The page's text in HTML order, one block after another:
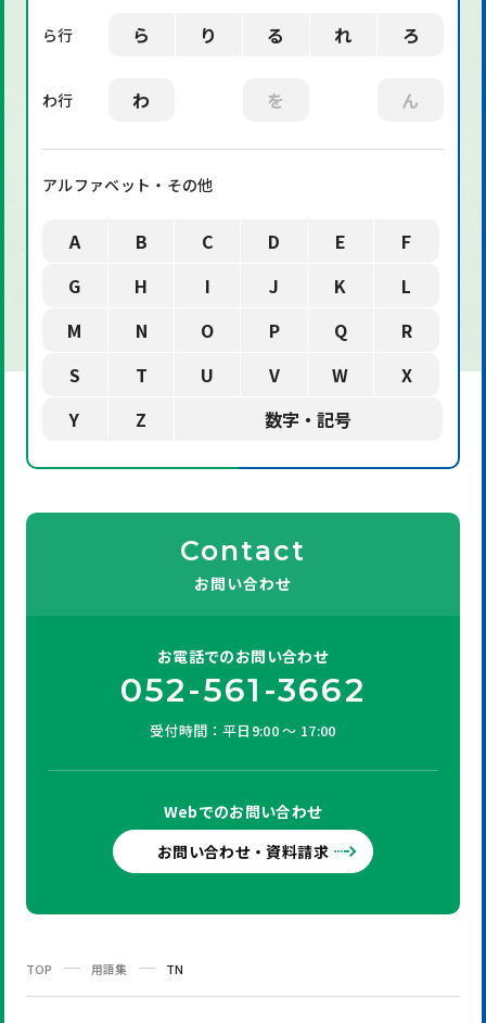
ら行 ら り る れ ろ
わ行 わ を ん
アルファベット・その他
A B C D E
F
G
H I J K
L
M
N O P Q
R
S
T U V W
X
Y
Z 数字・記号
Contact
お問い合わせ
お電話でのお問い合わせ
052-561-3662
受付時間：平日9:00 ～ 17:00
Webでのお問い合わせ
お問い合わせ・資料請求
TOP 用語集 TN